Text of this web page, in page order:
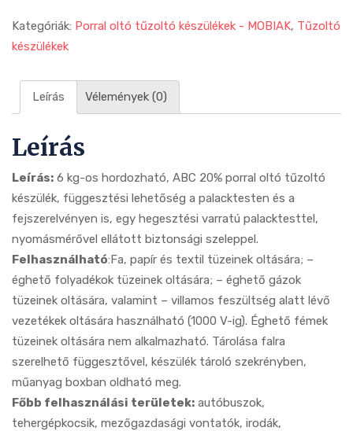
Kategóriák: Porral oltó tűzoltó készülékek - MOBIAK, Tűzoltó
készülékek
Leírás Vélemények (0)
Leírás
Leírás: 6 kg-os hordozható, ABC 20% porral oltó tűzoltó
készülék, függesztési lehetőség a palacktesten és a
fejszerelvényen is, egy hegesztési varratú palacktesttel,
nyomásmérővel ellátott biztonsági szeleppel.
Felhasználható:Fa, papír és textil tüzeinek oltására; –
éghető folyadékok tüzeinek oltására; – éghető gázok
tüzeinek oltására, valamint – villamos feszültség alatt lévő
vezetékek oltására használható (1000 V-ig). Éghető fémek
tüzeinek oltására nem alkalmazható. Tárolása falra
szerelhető függesztővel, készülék tároló szekrényben,
műanyag boxban oldható meg.
Főbb felhasználási területek: autóbuszok,
tehergépkocsik, mezőgazdasági vontatók, irodák,